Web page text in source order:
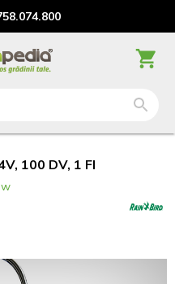
100 DV, 1 FI